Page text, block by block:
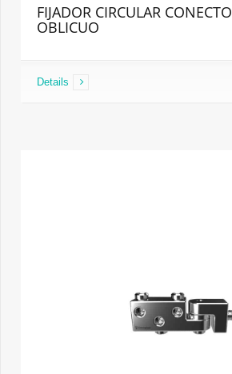
FIJADOR CIRCULAR
OBLICUO
Details